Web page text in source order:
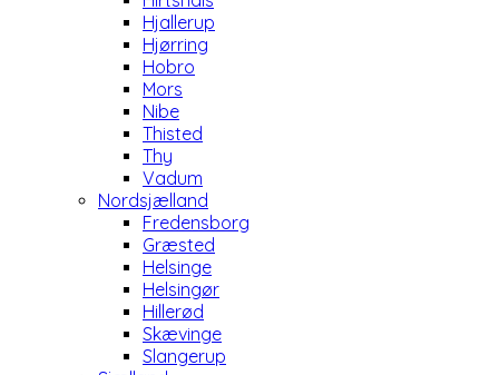
Hjallerup
Hjørring
Hobro
Mors
Nibe
Thisted
Thy
Vadum
Nordsjælland
Fredensborg
Græsted
Helsinge
Helsingør
Hillerød
Skævinge
Slangerup